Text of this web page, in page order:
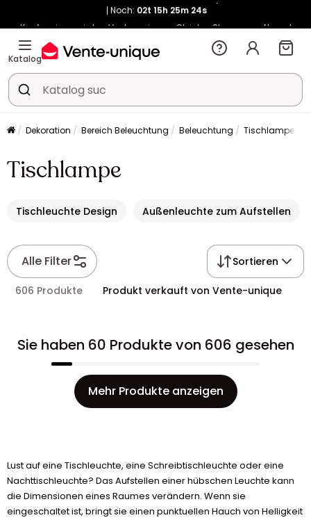
Kauf-unique wird zu Vente-unique - Gleicher Shop, neuer Name!
-10% ab 400€ mitHEAT10auf Vente-unique-Produkte
Noch:
Katalog
Dekoration Bereich Beleuchtung Beleuchtung Tischlampe
Tischlampe
Tischleuchte Design Außenleuchte zum Aufstellen
Alle Filter Sortieren
606 Produkte Produkt verkauft von Vente-unique
Sie haben 60 Produkte von 606 gesehen
Mehr Produkte anzeigen
Lust auf eine Tischleuchte, eine Schreibtischleuchte oder eine
Nachttischleuchte? Das Aufstellen einer hübschen Leuchte kann
die Dimensionen eines Raumes verändern. Wenn sie
eingeschaltet ist, bringt sie einen punktuellen Hauch von Helligkeit